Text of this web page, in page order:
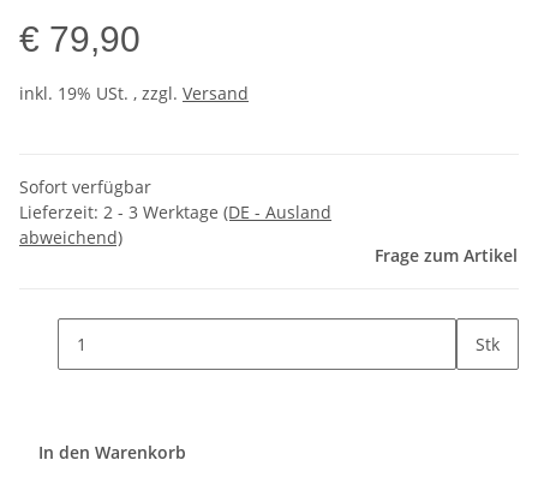
€ 79,90
inkl. 19% USt. , zzgl. Versand
Sofort verfügbar
Lieferzeit: 2 - 3 Werktage (DE - Ausland
abweichend)
Frage zum Artikel
Stk
In den Warenkorb